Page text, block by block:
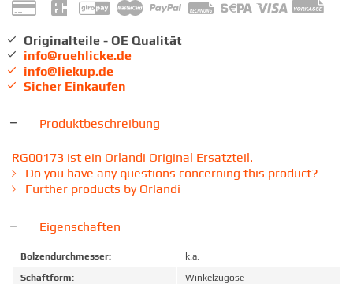
Originalteile - OE Qualität
info@ruehlicke.de
info@liekup.de
Sicher Einkaufen
Produktbeschreibung
RG00173 ist ein Orlandi Original Ersatzteil.
Do you have any questions concerning this product?
Further products by Orlandi
Eigenschaften
Bolzendurchmesser:
k.a.
Schaftform:
Winkelzugöse